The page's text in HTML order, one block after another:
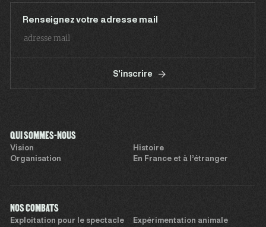
Renseignez votre adresse mail
S'inscrire
QUI SOMMES-NOUS
Vision
Histoire
Organisation
En France et à l’étranger
NOS COMBATS
Exploitation pour le spectacle
Expérimentation animale